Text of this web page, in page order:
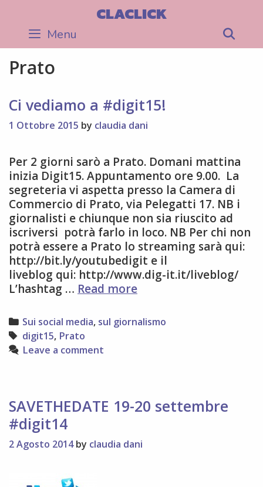
content
CLACLICK
Menu
Prato
Ci vediamo a #digit15!
1 Ottobre 2015 by claudia dani
Per 2 giorni sarò a Prato. Domani mattina
inizia Digit15. Appuntamento ore 9.00. La
segreteria vi aspetta presso la Camera di
Commercio di Prato, via Pelegatti 17. NB i
giornalisti e chiunque non sia riuscito ad
iscriversi potrà farlo in loco. NB Per chi non
potrà essere a Prato lo streaming sarà qui:
http://bit.ly/youtubedigit e il
liveblog qui: http://www.dig-it.it/liveblog/
L’hashtag … Read moreCi
a
#digit15!
Categories
Sui social media, sul giornalismo
Tags
digit15, Prato
Leave a comment
SAVETHEDATE 19-20 settembre
#digit14
2 Agosto 2014 by claudia dani